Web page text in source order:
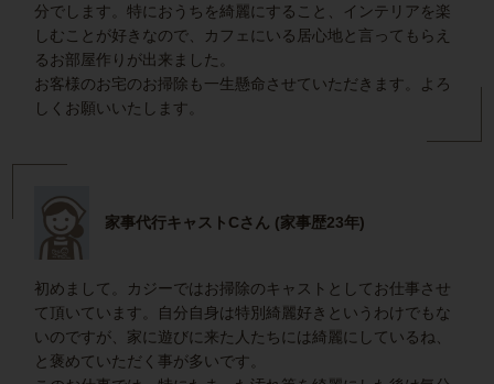
分でします。特におうちを綺麗にすること、インテリアを楽
しむことが好きなので、カフェにいる居心地と言ってもらえ
るお部屋作りが出来ました。
お客様のお宅のお掃除も一生懸命させていただきます。よろ
しくお願いいたします。
家事代行キャストCさん (家事歴23年)
初めまして。カジーではお掃除のキャストとしてお仕事させ
て頂いています。自分自身は特別綺麗好きというわけでもな
いのですが、家に遊びに来た人たちには綺麗にしているね、
と褒めていただく事が多いです。